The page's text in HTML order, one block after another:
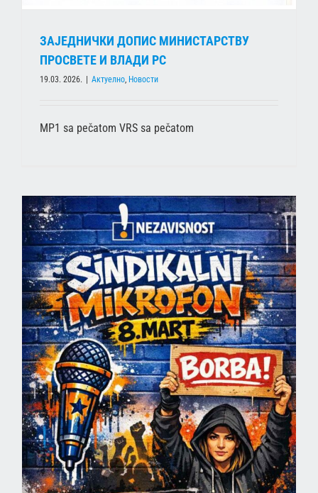
ЗАЈЕДНИЧКИ ДОПИС МИНИСТАРСТВУ
ПРОСВЕТЕ И ВЛАДИ РС
19.03. 2026. Актуелно, Новости
MP1 sa pečatom VRS sa pečatom